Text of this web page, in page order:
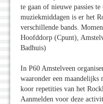
te gaan of nieuwe passies
muziekmiddagen is er het
verschillende bands.
Hoofddorp (Cpunt),
Badhuis)
In P60 Amstelveen
waaronder een maandelijks
koor repetities van het
Aanmelden voor deze